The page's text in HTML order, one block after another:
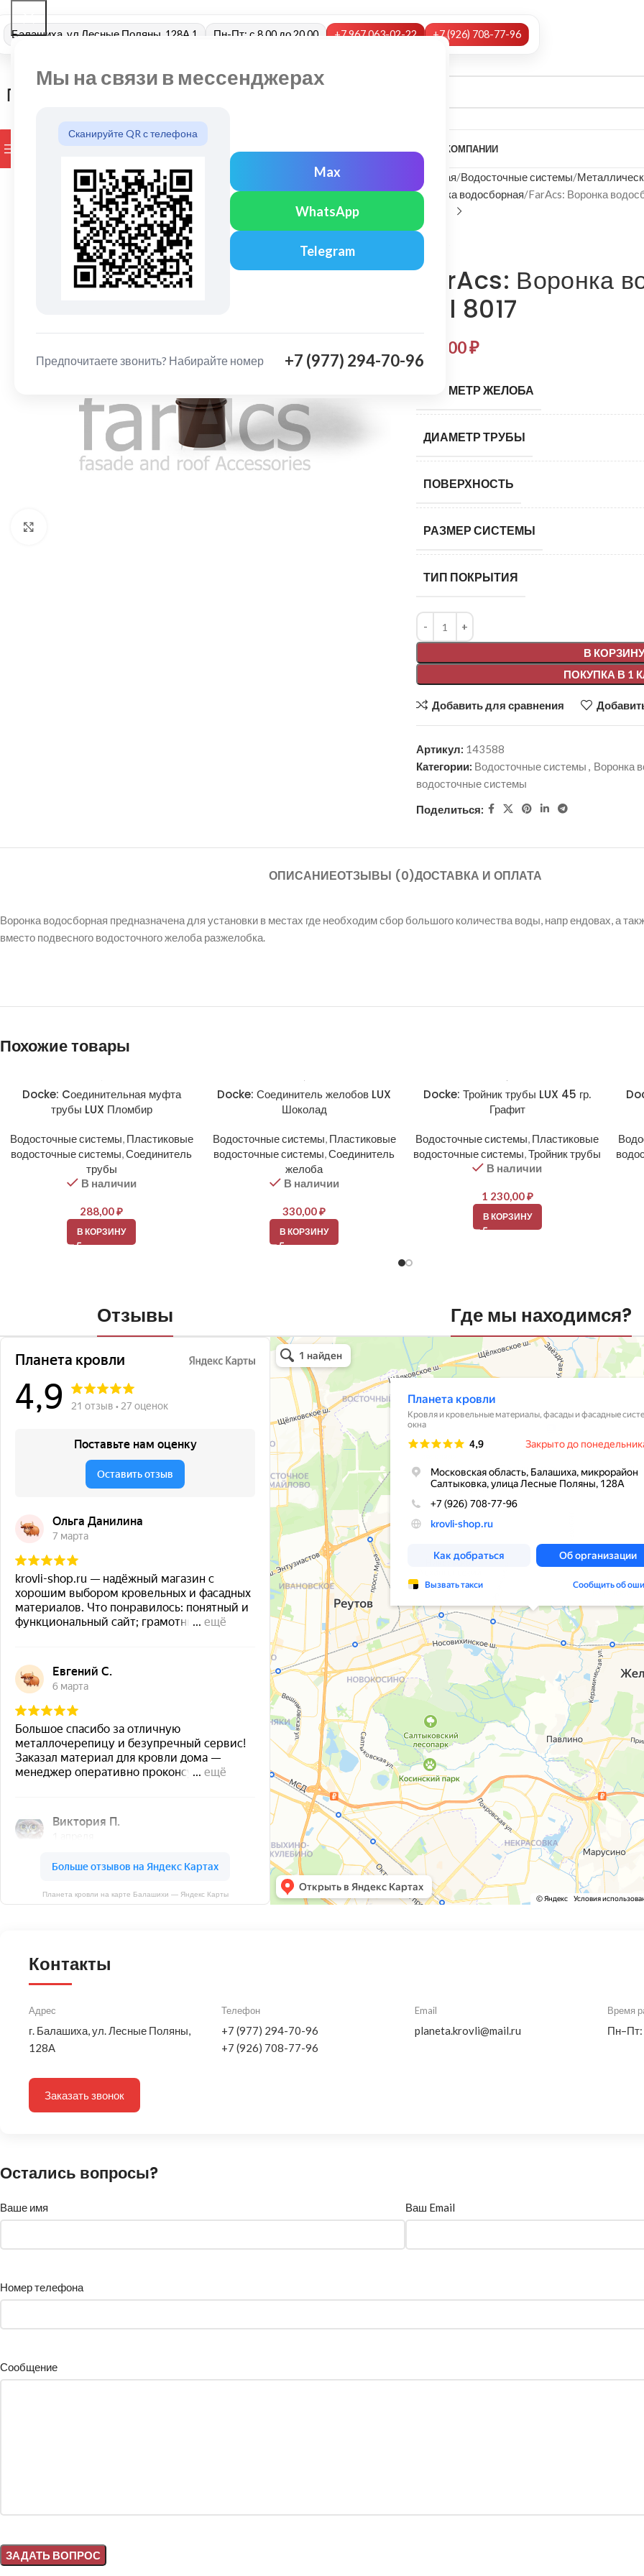
Мы на связи в мессенджерах
Сканируйте QR с телефона
Max
WhatsApp
Telegram
Предпочитаете звонить? Набирайте номер +7 (977) 294-70-96
Балашиха, ул Лесные Поляны, 128А 1 Пн-Пт: с 8.00 до 20.00 +7 967 063-02-22 +7 (926) 708-77-96
ПРОСМОТР КАТЕГОРИЙ БРЕНДЫ О КОМПАНИИ
Главная Водосточные системы
Воронка водосборная FarAcs: Воронка
FarAcs
FarAcs: Воронка
Ral 8017
944,00₽
ДИАМЕТР ЖЕЛОБА
ДИАМЕТР ТРУБЫ
ПОВЕРХНОСТЬ
РАЗМЕР СИСТЕМЫ
ТИП ПОКРЫТИЯ
В КОРЗИНУ
ПОКУПКА В 1
Alternative:
Добавить для сравнения
Артикул: 143588
Категории: Водосточные системы , Воронка
водосточные системы
Поделиться:
ОПИСАНИЕОТЗЫВЫ (0)ДОСТАВКА И ОПЛАТА
Воронка водосборная предназначена для установки в местах где необходим сбор большого количества воды, напр ендовах, а
вместо подвесного водосточного желоба разжелобка.
Похожие товары
Docke: Cоединительная муфта
трубы LUX Пломбир
Водосточные системы, Пластиковые
водосточные системы,Соединитель
трубы
В наличии
288,00₽
В КОРЗИНУ
Docke: Соединитель желобов LUX
Шоколад
Водосточные системы, Пластиковые
водосточные системы,Соединитель
желоба
В наличии
330,00₽
В КОРЗИНУ
Docke: Тройник трубы LUX 45 гр.
Графит
Водосточные системы, Пластиковые
водосточные системы,Тройник трубы
В наличии
1 230,00₽
В КОРЗИНУ
Отзывы
Планета кровли на карте Балашихи — Яндекс Карты
Где мы находимся?
Планета кровли
Кровля и кровельные материалы в Балашихе
Окна в Балашихе
Контакты
Адрес
г. Балашиха, ул. Лесные Поляны,
128А
Телефон
+7 (977) 294-70-96
+7 (926) 708-77-96
Email
planeta.krovli@mail.ru
Время
Заказать звонок
Остались вопросы?
Ваше имя Ваш Email
Номер телефона
Сообщение